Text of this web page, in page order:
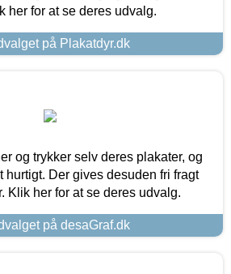
her for at se deres udvalg.
på Plakatdyr.dk
og trykker selv deres plakater, og
hurtigt. Der gives desuden fri fragt
Klik her for at se deres udvalg.
på desaGraf.dk